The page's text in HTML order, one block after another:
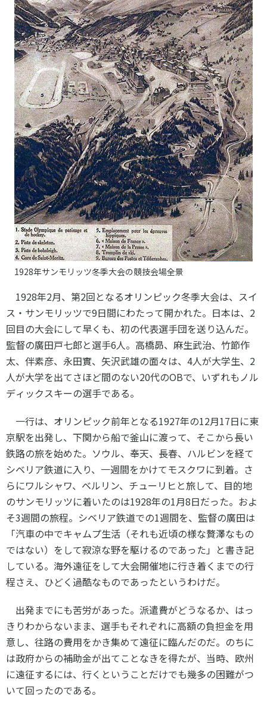
個人情報保護方針
ソーシャルメディア運営方針
© 2020
社会づくり
自治体との連携
各教育機関との連携
スポーツ振興団体との連携
【動画】スポーツでアクティブなまちづくり
知る学ぶ
SPORT POLICY INCUBATOR ―スポーツ政策の『卵』 ―
Sport Topics
スポーツ 歴史の検証
スポーツ辞典
SSF BOOKS
1928年サンモリッツ冬季大会の競技会場全景
1928年2月、第2回となるオリンピック冬季大会は、スイ
ス・サンモリッツで9日間にわたって開かれた。日本は、 2
回目の大会にして早くも、初の代表選手団を送り込んだ。
監督の廣田戸七郎と選手6人。高橋昴、麻生武治、竹節作
太、伴素彦、永田實、矢沢武雄の面々は、 4人が大学生、 2
人が大学を出てさほど間のない20代のOBで、いずれもノル
ディックスキーの選手である。
一行は、オリンピック前年となる1927年の12月17日に東
京駅を出発し、下関から船で釜山に渡って、そこから長い
鉄路の旅を始めた。ソウル、奉天、長春、ハルビンを経て
シベリア鉄道に入り、一週間をかけてモスクワに到着。さ
らにワルシャワ、ベルリン、チューリヒと旅して、目的地
のサンモリッツに着いたのは1928年の1月8日だった。およ
そ3週間の旅程。シベリア鉄道での1週間を、監督の廣田は
「汽車の中でキャムプ生活（それも近頃の様な贅澤なもの
ではない）をして寂涼な野を駆けるのであった」と書き記
している。海外遠征をして大会開催地に行き着くまでの行
程さえ、ひどく過酷なものであったというわけだ。
出発までにも苦労があった。派遣費がどうなるか、はっ
きりわからないまま、選手もそれぞれに高額の負担金を用
意し、往路の費用をかき集めて遠征に臨んだのだ。のちに
は政府からの補助金が出てことなきを得たが、当時、欧州
に遠征するには、行くということだけでも幾多の困難がつ
いて回ったのである。